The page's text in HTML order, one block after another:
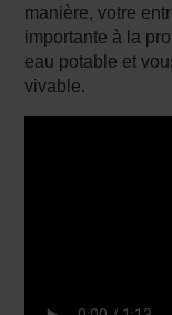
manière, votre
importante à la
eau potable et
vivable.